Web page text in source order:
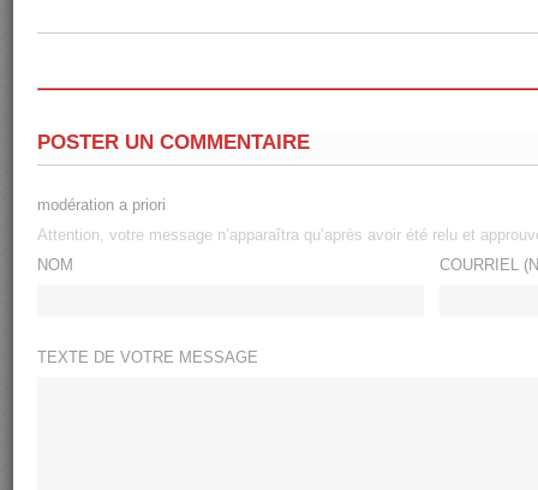
POSTER UN COMMENTAIRE
modération a priori
Attention, votre message n’apparaîtra qu’après avoir été relu et
NOM
COURRIEL
TEXTE DE VOTRE MESSAGE